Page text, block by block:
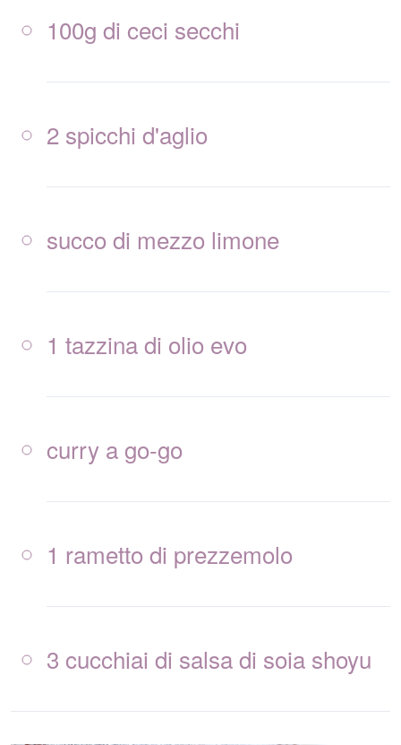
100g di ceci secchi
2 spicchi d'aglio
succo di mezzo limone
1 tazzina di olio evo
curry a go-go
1 rametto di prezzemolo
3 cucchiai di salsa di soia shoyu